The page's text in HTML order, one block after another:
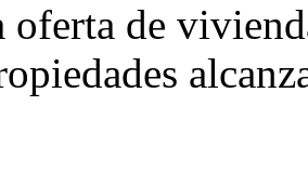
de